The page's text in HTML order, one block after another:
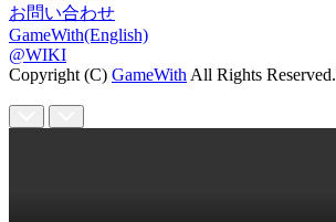
お問い合わせ
GameWith(English)
@WIKI
Copyright (C) GameWith All Rights Reserved.